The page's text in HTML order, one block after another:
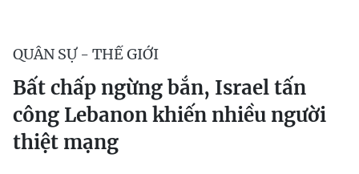
QUÂN SỰ - THẾ GIỚI
Bất chấp ngừng bắn, Israel tấn
công Lebanon khiến nhiều người
thiệt mạng